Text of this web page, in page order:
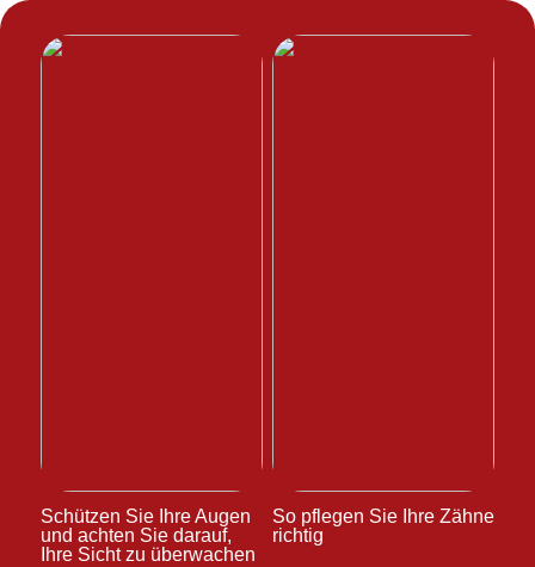
Schützen Sie Ihre Augen
und achten Sie darauf,
Ihre Sicht zu überwachen
So pflegen Sie Ihre Zähne
richtig